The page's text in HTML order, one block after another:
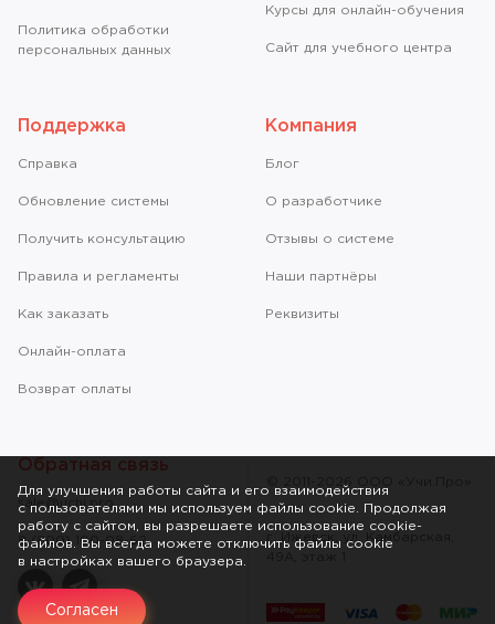
Политика обработки
персональных данных
Курсы для онлайн-обучения
Сайт для учебного центра
Поддержка
Справкa
Обновление системы
Получить консультацию
Правила и регламенты
Как заказать
Онлайн-оплата
Возврат оплаты
Компания
Блог
О разработчике
Отзывы о системе
Наши партнёры
Реквизиты
Обратная связь
8 (800) 100-08-62
vk telegram
г. Ижевск, ул. Камбарская,
Для улучшения работы сайта и его взаимодействия
с пользователями мы используем файлы cookie. Продолжая
работу с сайтом, вы разрешаете использование cookie-
файлов. Вы всегда можете отключить файлы cookie
в настройках вашего браузера.
Согласен